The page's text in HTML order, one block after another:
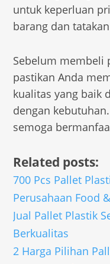
untuk keperluan
barang dan
Sebelum membeli
pastikan Anda
kualitas yang baik
dengan
semoga
Related posts:
700 Pcs Pallet
Perusahaan Food
Jual Pallet Plastik
Berkualitas
2 Harga Pilihan